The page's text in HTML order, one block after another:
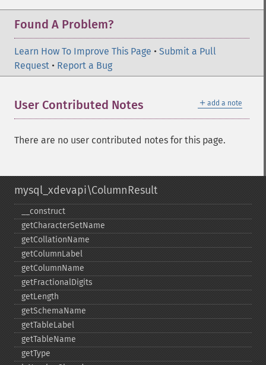
Found A Problem?
Learn How To Improve This Page • Submit a Pull
Request • Report a Bug
＋ add a note
User Contributed Notes
There are no user contributed notes for this page.
mysql_xdevapi\ColumnResult
_​_​construct
getCharacterSetName
getCollationName
getColumnLabel
getColumnName
getFractionalDigits
getLength
getSchemaName
getTableLabel
getTableName
getType